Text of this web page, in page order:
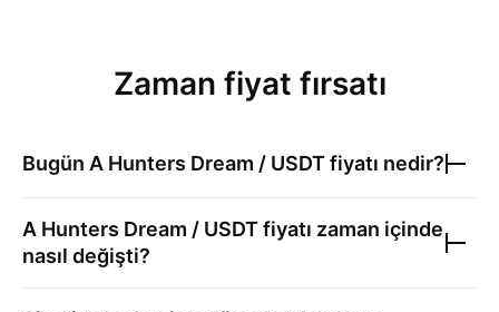
Zaman fiyat fırsatı
Bugün A Hunters Dream / USDTfiyatı nedir?
A Hunters Dream / USDTfiyatı zaman içinde
nasıl değişti?